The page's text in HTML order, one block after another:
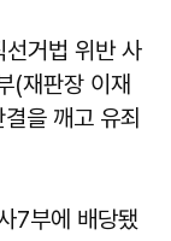
거법 위반 사
(재판장 이재
을 깨고 유죄
7부에 배당됐